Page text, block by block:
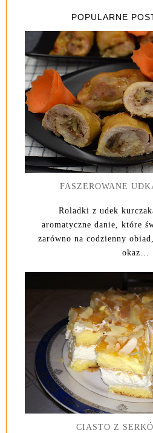
POPULARNE
FASZEROWANE
Roladki z udek
aromatyczne danie, które
zarówno na codzienny
okaz...
CIASTO Z